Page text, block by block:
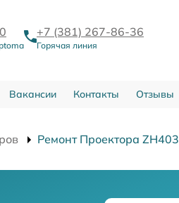
+7 (381) 267-86-36
Горячая линия
Вакансии Контакты Отзывы
Ремонт Проектора ZH403